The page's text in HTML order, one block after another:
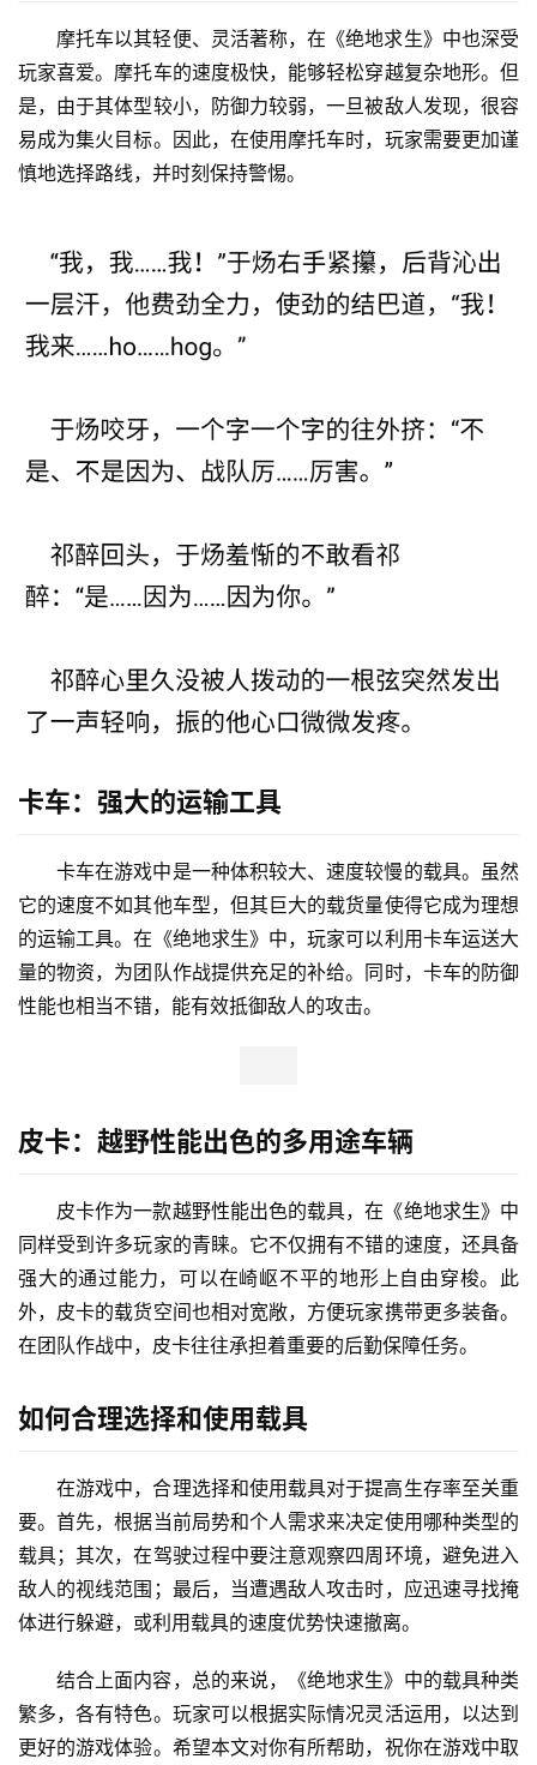
摩托车以其轻便、灵活著称，在《绝地求生》中也深受
玩家喜爱。摩托车的速度极快，能够轻松穿越复杂地形。但
是，由于其体型较小，防御力较弱，一旦被敌人发现，很容
易成为集火目标。因此，在使用摩托车时，玩家需要更加谨
慎地选择路线，并时刻保持警惕。
卡车：强大的运输工具
卡车在游戏中是一种体积较大、速度较慢的载具。虽然
它的速度不如其他车型，但其巨大的载货量使得它成为理想
的运输工具。在《绝地求生》中，玩家可以利用卡车运送大
量的物资，为团队作战提供充足的补给。同时，卡车的防御
性能也相当不错，能有效抵御敌人的攻击。
皮卡：越野性能出色的多用途车辆
皮卡作为一款越野性能出色的载具，在《绝地求生》中
同样受到许多玩家的青睐。它不仅拥有不错的速度，还具备
强大的通过能力，可以在崎岖不平的地形上自由穿梭。此
外，皮卡的载货空间也相对宽敞，方便玩家携带更多装备。
在团队作战中，皮卡往往承担着重要的后勤保障任务。
如何合理选择和使用载具
在游戏中，合理选择和使用载具对于提高生存率至关重
要。首先，根据当前局势和个人需求来决定使用哪种类型的
载具；其次，在驾驶过程中要注意观察四周环境，避免进入
敌人的视线范围；最后，当遭遇敌人攻击时，应迅速寻找掩
体进行躲避，或利用载具的速度优势快速撤离。
结合上面内容，总的来说，《绝地求生》中的载具种类
繁多，各有特色。玩家可以根据实际情况灵活运用，以达到
更好的游戏体验。希望本文对你有所帮助，祝你在游戏中取